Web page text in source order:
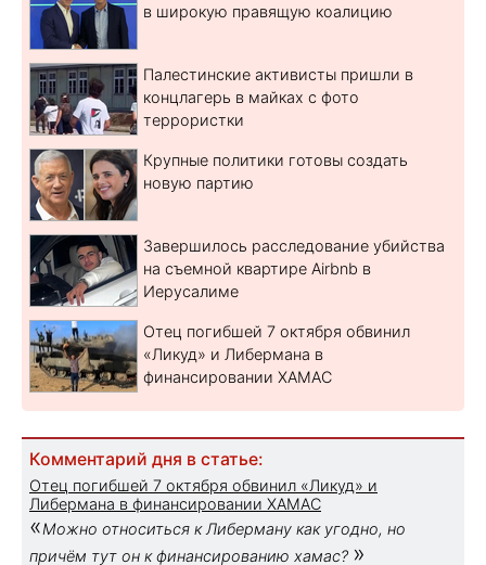
в широкую правящую коалицию
Палестинские активисты пришли в
концлагерь в майках с фото
террористки
Крупные политики готовы создать
новую партию
Завершилось расследование убийства
на съемной квартире Airbnb в
Иерусалиме
Отец погибшей 7 октября обвинил
«Ликуд» и Либермана в
финансировании ХАМАС
Комментарий дня в статье:
Отец погибшей 7 октября обвинил «Ликуд» и
Либермана в финансировании ХАМАС
«Можно относиться к Либерману как угодно, но
причём тут он к финансированию хамас? »